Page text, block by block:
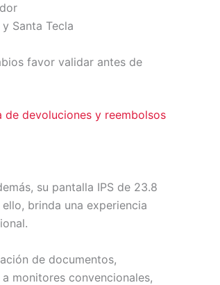
Santa Tecla
favor validar antes de
de devoluciones y reembolsos
su pantalla IPS de 23.8
brinda una experiencia
de documentos,
monitores convencionales,